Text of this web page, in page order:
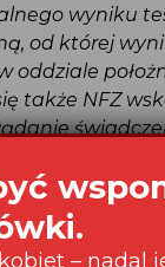
wyniku
od której
oddziale
także NFZ
na-covid-nie-
w sprawie